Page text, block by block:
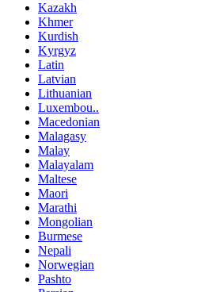
Kazakh
Khmer
Kurdish
Kyrgyz
Latin
Latvian
Lithuanian
Luxembou..
Macedonian
Malagasy
Malay
Malayalam
Maltese
Maori
Marathi
Mongolian
Burmese
Nepali
Norwegian
Pashto